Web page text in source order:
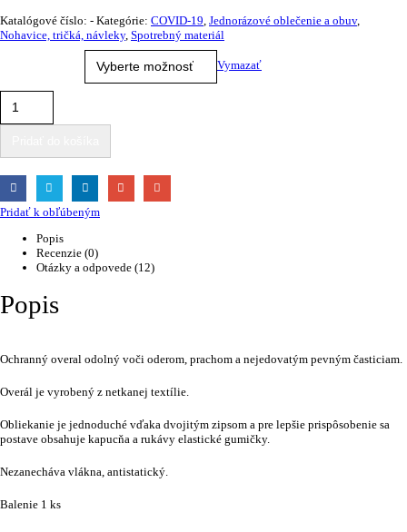
Katalógové číslo: - Kategórie: COVID-19, Jednorázové oblečenie a obuv,
Nohavice, tričká, návleky, Spotrebný materiál
Vymazať
Pridať k obľúbeným
Popis
Recenzie (0)
Otázky a odpovede (12)
Popis
Ochranný overal odolný voči oderom, prachom a nejedovatým pevným časticiam.
Overál je vyrobený z netkanej textílie.
Obliekanie je jednoduché vďaka dvojitým zipsom a pre lepšie prispôsobenie sa
postave obsahuje kapucňa a rukávy elastické gumičky.
Nezanecháva vlákna, antistatický.
Balenie 1 ks